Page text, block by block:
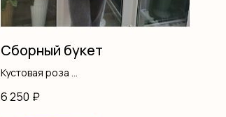
Сборный букет
Кустовая роза
Писташ
6 250 ₽